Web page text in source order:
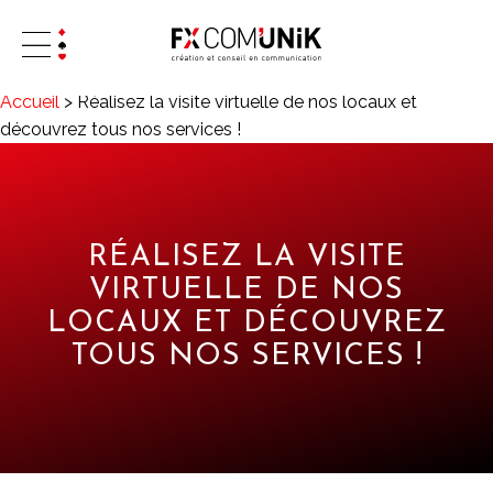
Accueil > Réalisez la visite virtuelle de nos locaux et
découvrez tous nos services !
RÉALISEZ LA VISITE
VIRTUELLE DE NOS
LOCAUX ET DÉCOUVREZ
TOUS NOS SERVICES !